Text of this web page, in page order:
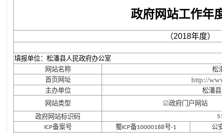
政府网站工作年
（2018年度）
填报单位：松潘县人民政府办公室
网站名称
松
首页网址
http://
主办单位
松潘
网站类型
☑政府门户网
政府网站标识码
ICP备案号 蜀ICP备10000188号-1
公